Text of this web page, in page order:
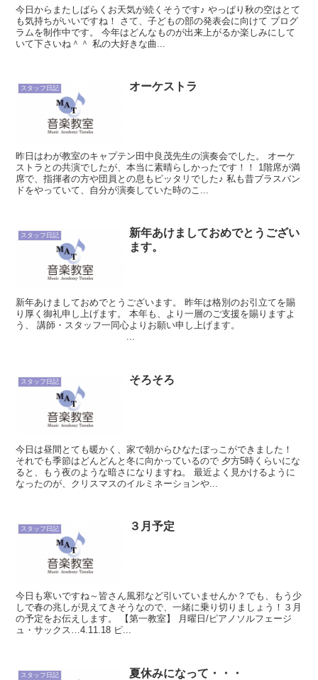
今日からまたしばらくお天気が続くそうです♪ やっぱり秋の空はとて
も気持ちがいいですね！ さて、子どもの部の発表会に向けて プログ
ラムを制作中です。 今年はどんなものが出来上がるか楽しみにして
いて下さいね＾＾ 私の大好きな曲...
スタッフ日記 オーケストラ
昨日はわが教室のキャプテン田中良茂先生の演奏会でした。 オーケ
ストラとの共演でしたが、本当に素晴らしかったです！！ 1階席が満
席で、指揮者の方や団員との息もピッタリでした♪ 私も昔ブラスバン
ドをやっていて、自分が演奏していた時のこ...
スタッフ日記
新年あけましておめでとうござい
ます。
新年あけましておめでとうございます。 昨年は格別のお引立てを賜
り厚く御礼申し上げます。 本年も、より一層のご支援を賜りますよ
う、 講師・スタッフ一同心よりお願い申し上げます。
...
スタッフ日記 そろそろ
今日は昼間とても暖かく、家で朝からひなたぼっこができました！
それでも季節はどんどんと冬に向かっているので 夕方5時くらいにな
ると、もう夜のような暗さになりますね。 最近よく見かけるように
なったのが、クリスマスのイルミネーションや...
スタッフ日記 ３月予定
今日も寒いですね～皆さん風邪など引いていませんか？でも、もう少
しで春の兆しが見えてきそうなので、一緒に乗り切りましょう！３月
の予定をお伝えします。 【第一教室】 月曜日/ピアノソルフェージ
ュ・サックス…4.11.18 ピ...
スタッフ日記 夏休みになって・・・